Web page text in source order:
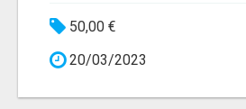
50,00 €
20/03/2023